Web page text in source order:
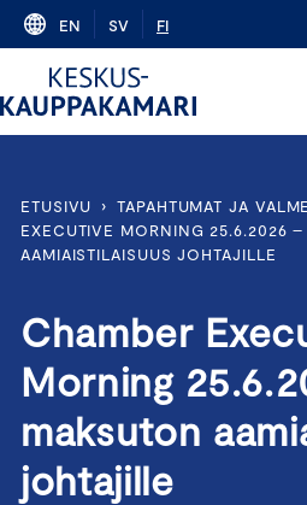
Skip
content
EN SV FI
ETUSIVU › TAPAHTUMAT JA
EXECUTIVE MORNING 25.6.2026 –
AAMIAISTILAISUUS JOHTAJILLE
Chamber
Morning
maksuton
johtajille